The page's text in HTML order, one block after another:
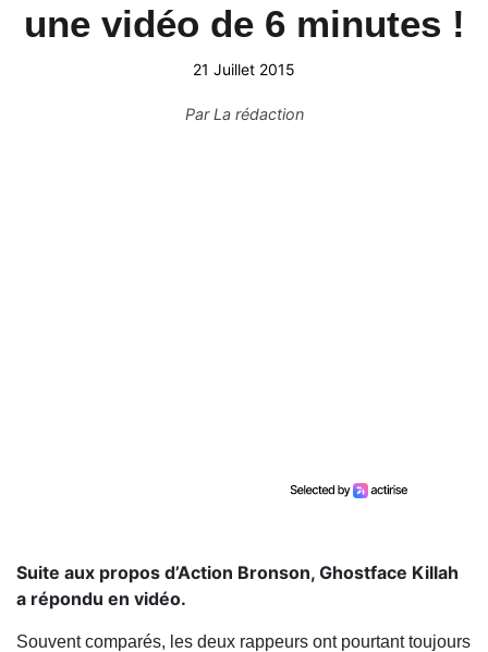
une vidéo de 6 minutes !
21 Juillet 2015
ParLa rédaction
Suite aux propos d’Action Bronson, Ghostface Killah
a répondu en vidéo.
Souvent comparés, les deux rappeurs ont pourtant toujours